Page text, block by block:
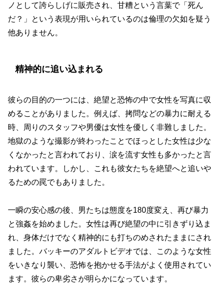
ノとして誇らしげに販売され、甘糟という言葉で「死ん
だ？」という表現が用いられているのは倫理の欠如を疑う
他ありません。
精神的に追い込まれる
彼らの目的の一つには、絶望と恐怖の中で女性を写真に収
めることがありました。例えば、拷問などの暴力に耐える
時、周りのスタッフや男優は女性を優しく非難しました。
地獄のような撮影が終わったことでほっとした女性は少な
くなかったと言われており、涙を流す女性も多かったと言
われています。しかし、これも彼女たちを絶望へと追いや
るための罠でもありました。
一瞬の安心感の後、男たちは態度を180度変え、再び暴力
と強姦を始めました。女性は再び絶望の中に引きずり込ま
れ、身体だけでなく精神的にも打ちのめされたままにされ
ました。バッキーのアダルトビデオでは、このような女性
をいきなり襲い、恐怖を抱かせる手法がよく使用されてい
ます。彼らの卑劣さが明らかになっています。